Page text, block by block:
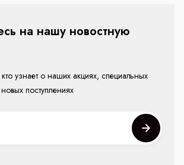
на нашу новостную
узнает о наших акциях, специальных
поступлениях